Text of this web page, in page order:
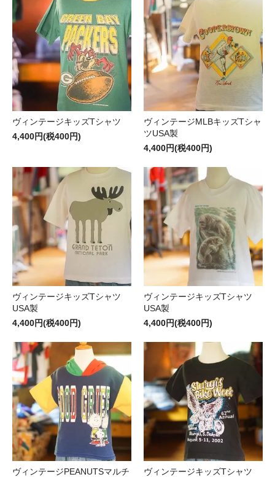
ヴィンテージキッズTシャツ
4,400円(税400円)
ヴィンテージMLBキッズTシャ
ツUSA製
4,400円(税400円)
ヴィンテージキッズTシャツ
USA製
4,400円(税400円)
ヴィンテージキッズTシャツ
USA製
4,400円(税400円)
ヴィンテージPEANUTSマルチ
ヴィンテージキッズTシャツ